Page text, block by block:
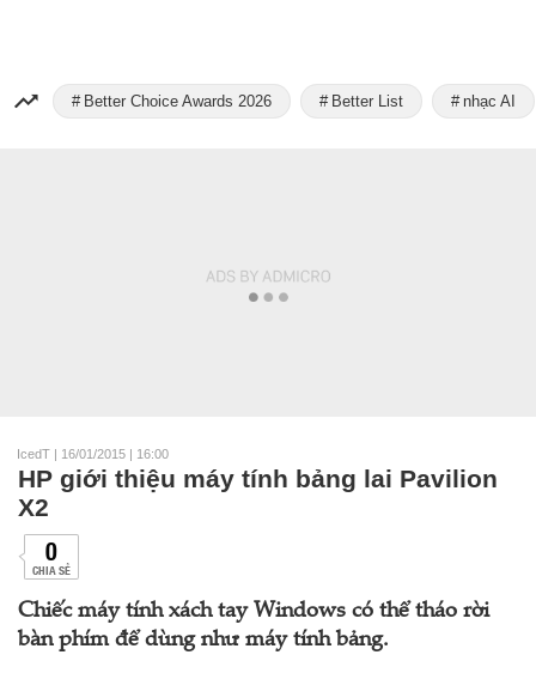
Better Choice Awards 2026 Better List nhạc AI
IcedT | 16/01/2015 | 16:00
HP giới thiệu máy tính bảng lai Pavilion
X2
0
CHIA SẺ
Chiếc máy tính xách tay Windows có thể tháo rời
bàn phím để dùng như máy tính bảng.